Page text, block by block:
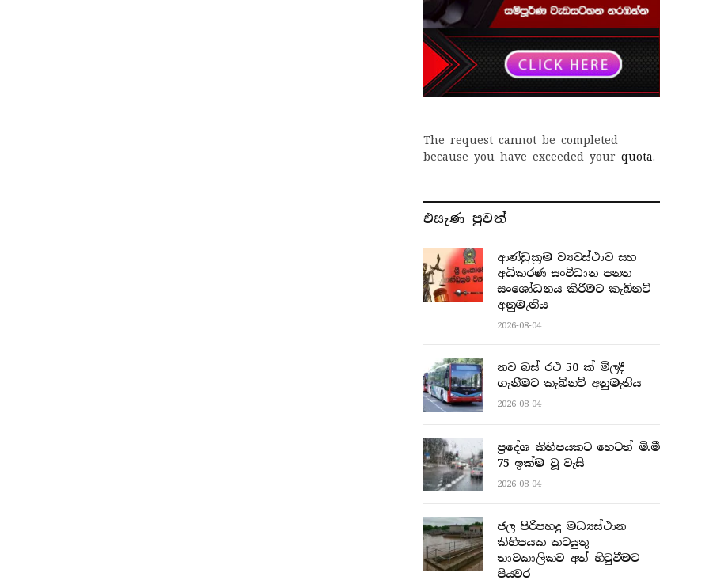
The request cannot be completed
because you have exceeded your quota.
එසැණ පුව​ත්
ආණ්ඩුක්‍රම ව්‍යවස්ථාව සහ
අධිකරණ සංවිධාන පනත
සංශෝධනය කිරීමට කැබිනට්
අනුමැතිය
2026-08-04
නව බස් රථ 50 ක් මිලදී
ගැනීමට කැබිනට් අනුමැතිය
2026-08-04
ප්‍රදේශ කිහිපයකට හෙටත් මි.මී
75 ඉක්ම වූ වැසි
2026-08-04
ජල පිරිපහදු මධ්‍යස්ථාන
කිහිපයක කටයුතු
තාවකාලිකව අත් හිටුවීමට
පියවර